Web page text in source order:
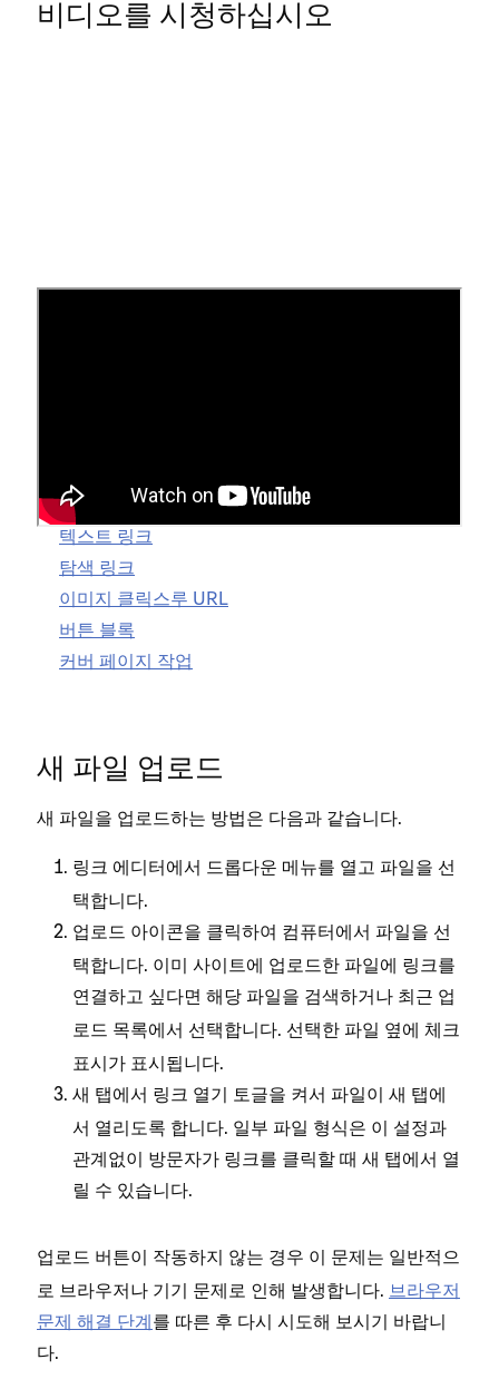
비디오를 시청하십시오
텍스트 링크
탐색 링크
이미지 클릭스루 URL
버튼 블록
커버 페이지 작업
새 파일 업로드
새 파일을 업로드하는 방법은 다음과 같습니다.
링크 에디터에서 드롭다운 메뉴를 열고 파일을 선
택합니다.
업로드 아이콘을 클릭하여 컴퓨터에서 파일을 선
택합니다. 이미 사이트에 업로드한 파일에 링크를
연결하고 싶다면 해당 파일을 검색하거나 최근 업
로드 목록에서 선택합니다. 선택한 파일 옆에 체크
표시가 표시됩니다.
새 탭에서 링크 열기 토글을 켜서 파일이 새 탭에
서 열리도록 합니다. 일부 파일 형식은 이 설정과
관계없이 방문자가 링크를 클릭할 때 새 탭에서 열
릴 수 있습니다.
업로드 버튼이 작동하지 않는 경우 이 문제는 일반적으
로 브라우저나 기기 문제로 인해 발생합니다. 브라우저
문제 해결 단계를 따른 후 다시 시도해 보시기 바랍니
다.